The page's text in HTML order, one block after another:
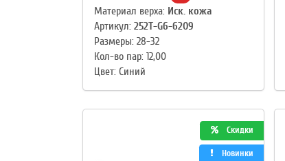
Материал верха: Иск. кожа
Артикул: 252T-G6-6209
Размеры: 28-32
Кол-во пар: 12,00
Цвет: Синий
Скидки
Новинки